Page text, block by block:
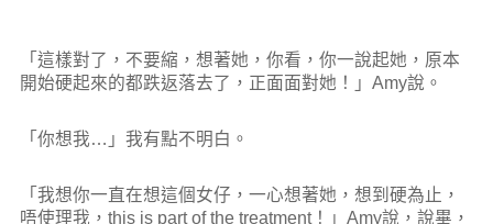
「這樣對了，不要縮，想著她，你看，你一說起她，原本
開始硬起來的都跌返落去了，正面面對她！」Amy說。
「你想我…」我有點不明白。
「我想你一直在想這個女仔，一心想著她，想到硬為止，
唔使理我，this is part of the treatment！」Amy說，說畢，